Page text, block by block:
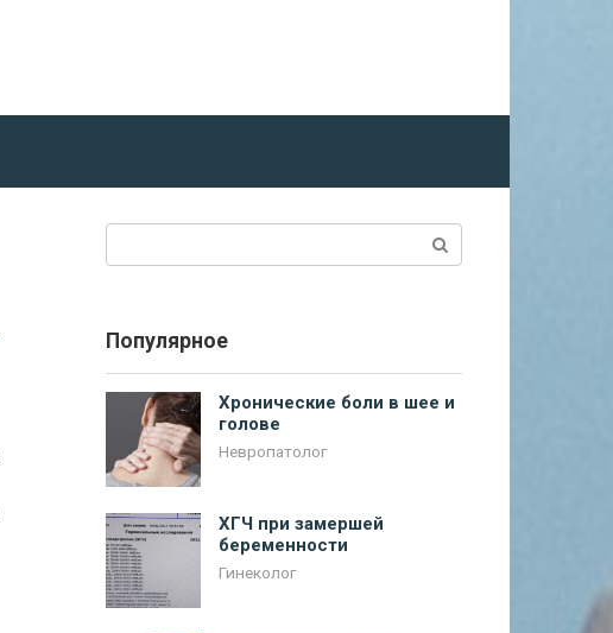
Популярное
Хронические боли в шее и
голове
Невропатолог
ХГЧ при замершей
беременности
Гинеколог